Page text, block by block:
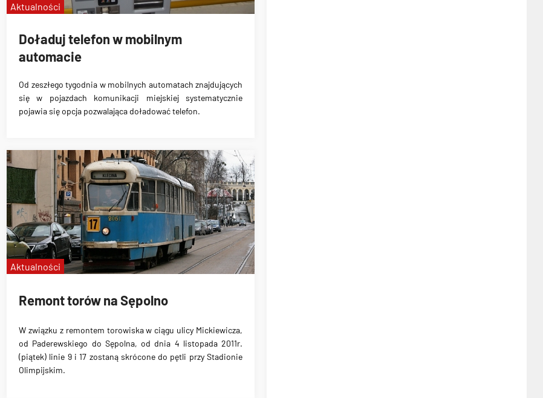
Doładuj telefon w mobilnym
automacie
Od zeszłego tygodnia w mobilnych automatach znajdujących
się w pojazdach komunikacji miejskiej systematycznie
pojawia sięopcja pozwalająca doładować telefon.
Aktualności
Remont torów na Sępolno
W związku z remontem torowiska w ciągu ulicy Mickiewicza,
od Paderewskiego do Sępolna, od dnia 4 listopada 2011r.
(piątek) linie 9 i 17 zostaną skrócone do pętli przy Stadionie
Olimpijskim.
Aktualności